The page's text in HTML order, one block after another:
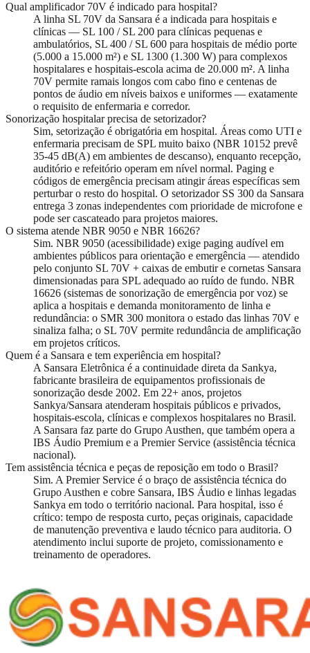
Qual amplificador 70V é indicado para hospital?
A linha SL 70V da Sansara é a indicada para hospitais e
clínicas — SL 100 / SL 200 para clínicas pequenas e
ambulatórios, SL 400 / SL 600 para hospitais de médio porte
(5.000 a 15.000 m²) e SL 1300 (1.300 W) para complexos
hospitalares e hospitais-escola acima de 20.000 m². A linha
70V permite ramais longos com cabo fino e centenas de
pontos de áudio em níveis baixos e uniformes — exatamente
o requisito de enfermaria e corredor.
Sonorização hospitalar precisa de setorizador?
Sim, setorização é obrigatória em hospital. Áreas como UTI e
enfermaria precisam de SPL muito baixo (NBR 10152 prevê
35-45 dB(A) em ambientes de descanso), enquanto recepção,
auditório e refeitório operam em nível normal. Paging e
códigos de emergência precisam atingir áreas específicas sem
perturbar o resto do hospital. O setorizador SS 300 da Sansara
entrega 3 zonas independentes com prioridade de microfone e
pode ser cascateado para projetos maiores.
O sistema atende NBR 9050 e NBR 16626?
Sim. NBR 9050 (acessibilidade) exige paging audível em
ambientes públicos para orientação e emergência — atendido
pelo conjunto SL 70V + caixas de embutir e cornetas Sansara
dimensionadas para SPL adequado ao ruído de fundo. NBR
16626 (sistemas de sonorização de emergência por voz) se
aplica a hospitais e demanda monitoramento de linha e
redundância: o SMR 300 monitora o estado das linhas 70V e
sinaliza falha; o SL 70V permite redundância de amplificação
em projetos críticos.
Quem é a Sansara e tem experiência em hospital?
A Sansara Eletrônica é a continuidade direta da Sankya,
fabricante brasileira de equipamentos profissionais de
sonorização desde 2002. Em 22+ anos, projetos
Sankya/Sansara atenderam hospitais públicos e privados,
hospitais-escola, clínicas e complexos hospitalares no Brasil.
A Sansara faz parte do Grupo Austhen, que também opera a
IBS Áudio Premium e a Premier Service (assistência técnica
nacional).
Tem assistência técnica e peças de reposição em todo o Brasil?
Sim. A Premier Service é o braço de assistência técnica do
Grupo Austhen e cobre Sansara, IBS Áudio e linhas legadas
Sankya em todo o território nacional. Para hospital, isso é
crítico: tempo de resposta curto, peças originais, capacidade
de manutenção preventiva e laudo técnico para auditoria. O
atendimento inclui suporte de projeto, comissionamento e
treinamento de operadores.